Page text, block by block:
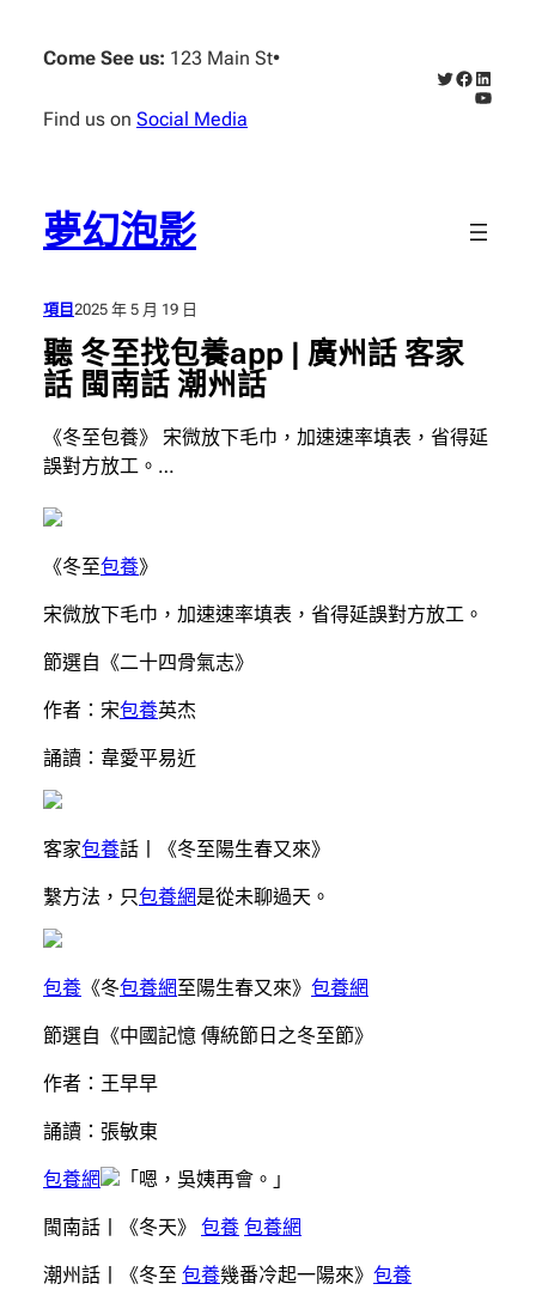
Come See us: 123 Main St•
Find us on Social Media
X Facebook
夢幻泡影
項目 2025 年 5 月 19 日
聽 冬至找包養app | 廣州話 客家
話 閩南話 潮州話
《冬至包養》 宋微放下毛巾，加速速率填表，省得延
誤對方放工。…
《冬至包養》
宋微放下毛巾，加速速率填表，省得延誤對方放工。
節選自《二十四骨氣志》
作者：宋包養英杰
誦讀：韋愛平易近
客家包養話丨《冬至陽生春又來》
繫方法，只包養網是從未聊過天。
包養 《冬包養網至陽生春又來》 包養網
節選自《中國記憶 傳統節日之冬至節》
作者：王早早
誦讀：張敏東
包養網 「嗯，吳姨再會。」
閩南話丨《冬天》 包養 包養網
潮州話丨《冬至 包養幾番冷起一陽來》 包養